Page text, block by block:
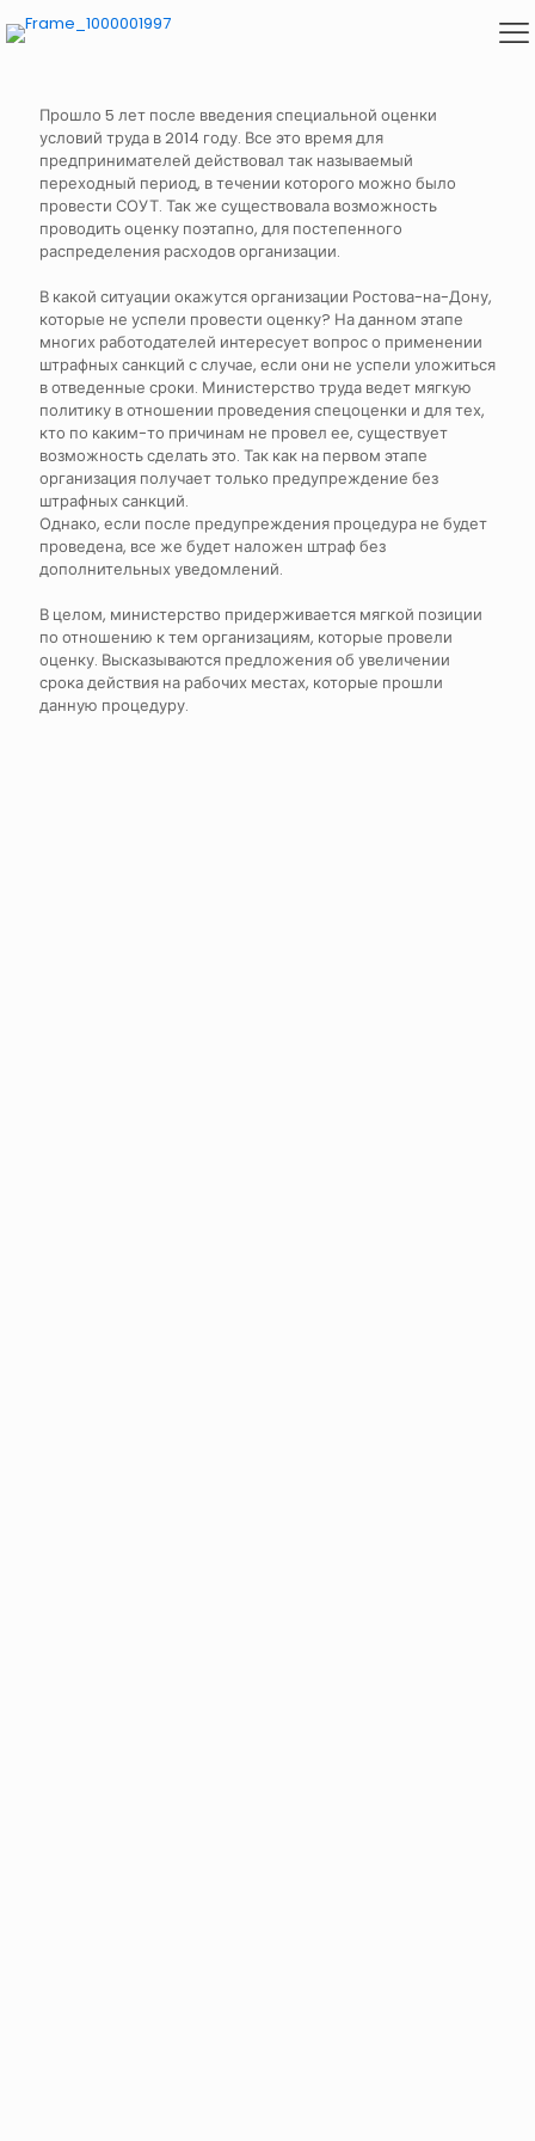
Прошло 5 лет после введения специальной оценки
условий труда в 2014 году. Все это время для
предпринимателей действовал так называемый
переходный период, в течении которого можно было
провести СОУТ. Так же существовала возможность
проводить оценку поэтапно, для постепенного
распределения расходов организации.
В какой ситуации окажутся организации Ростова-на-Дону,
которые не успели провести оценку? На данном этапе
многих работодателей интересует вопрос о применении
штрафных санкций с случае, если они не успели уложиться
в отведенные сроки. Министерство труда ведет мягкую
политику в отношении проведения спецоценки и для тех,
кто по каким-то причинам не провел ее, существует
возможность сделать это. Так как на первом этапе
организация получает только предупреждение без
штрафных санкций.
Однако, если после предупреждения процедура не будет
проведена, все же будет наложен штраф без
дополнительных уведомлений.
В целом, министерство придерживается мягкой позиции
по отношению к тем организациям, которые провели
оценку. Высказываются предложения об увеличении
срока действия на рабочих местах, которые прошли
данную процедуру.